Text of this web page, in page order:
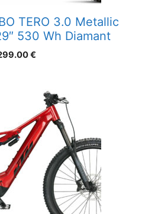
TERO 3.0 Metallic
530 Wh Diamant
€